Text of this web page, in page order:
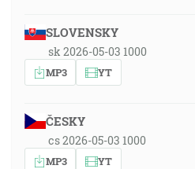
SLOVENSKY
sk 2026-05-03 1000
MP3 YT
ČESKY
cs 2026-05-03 1000
MP3 YT